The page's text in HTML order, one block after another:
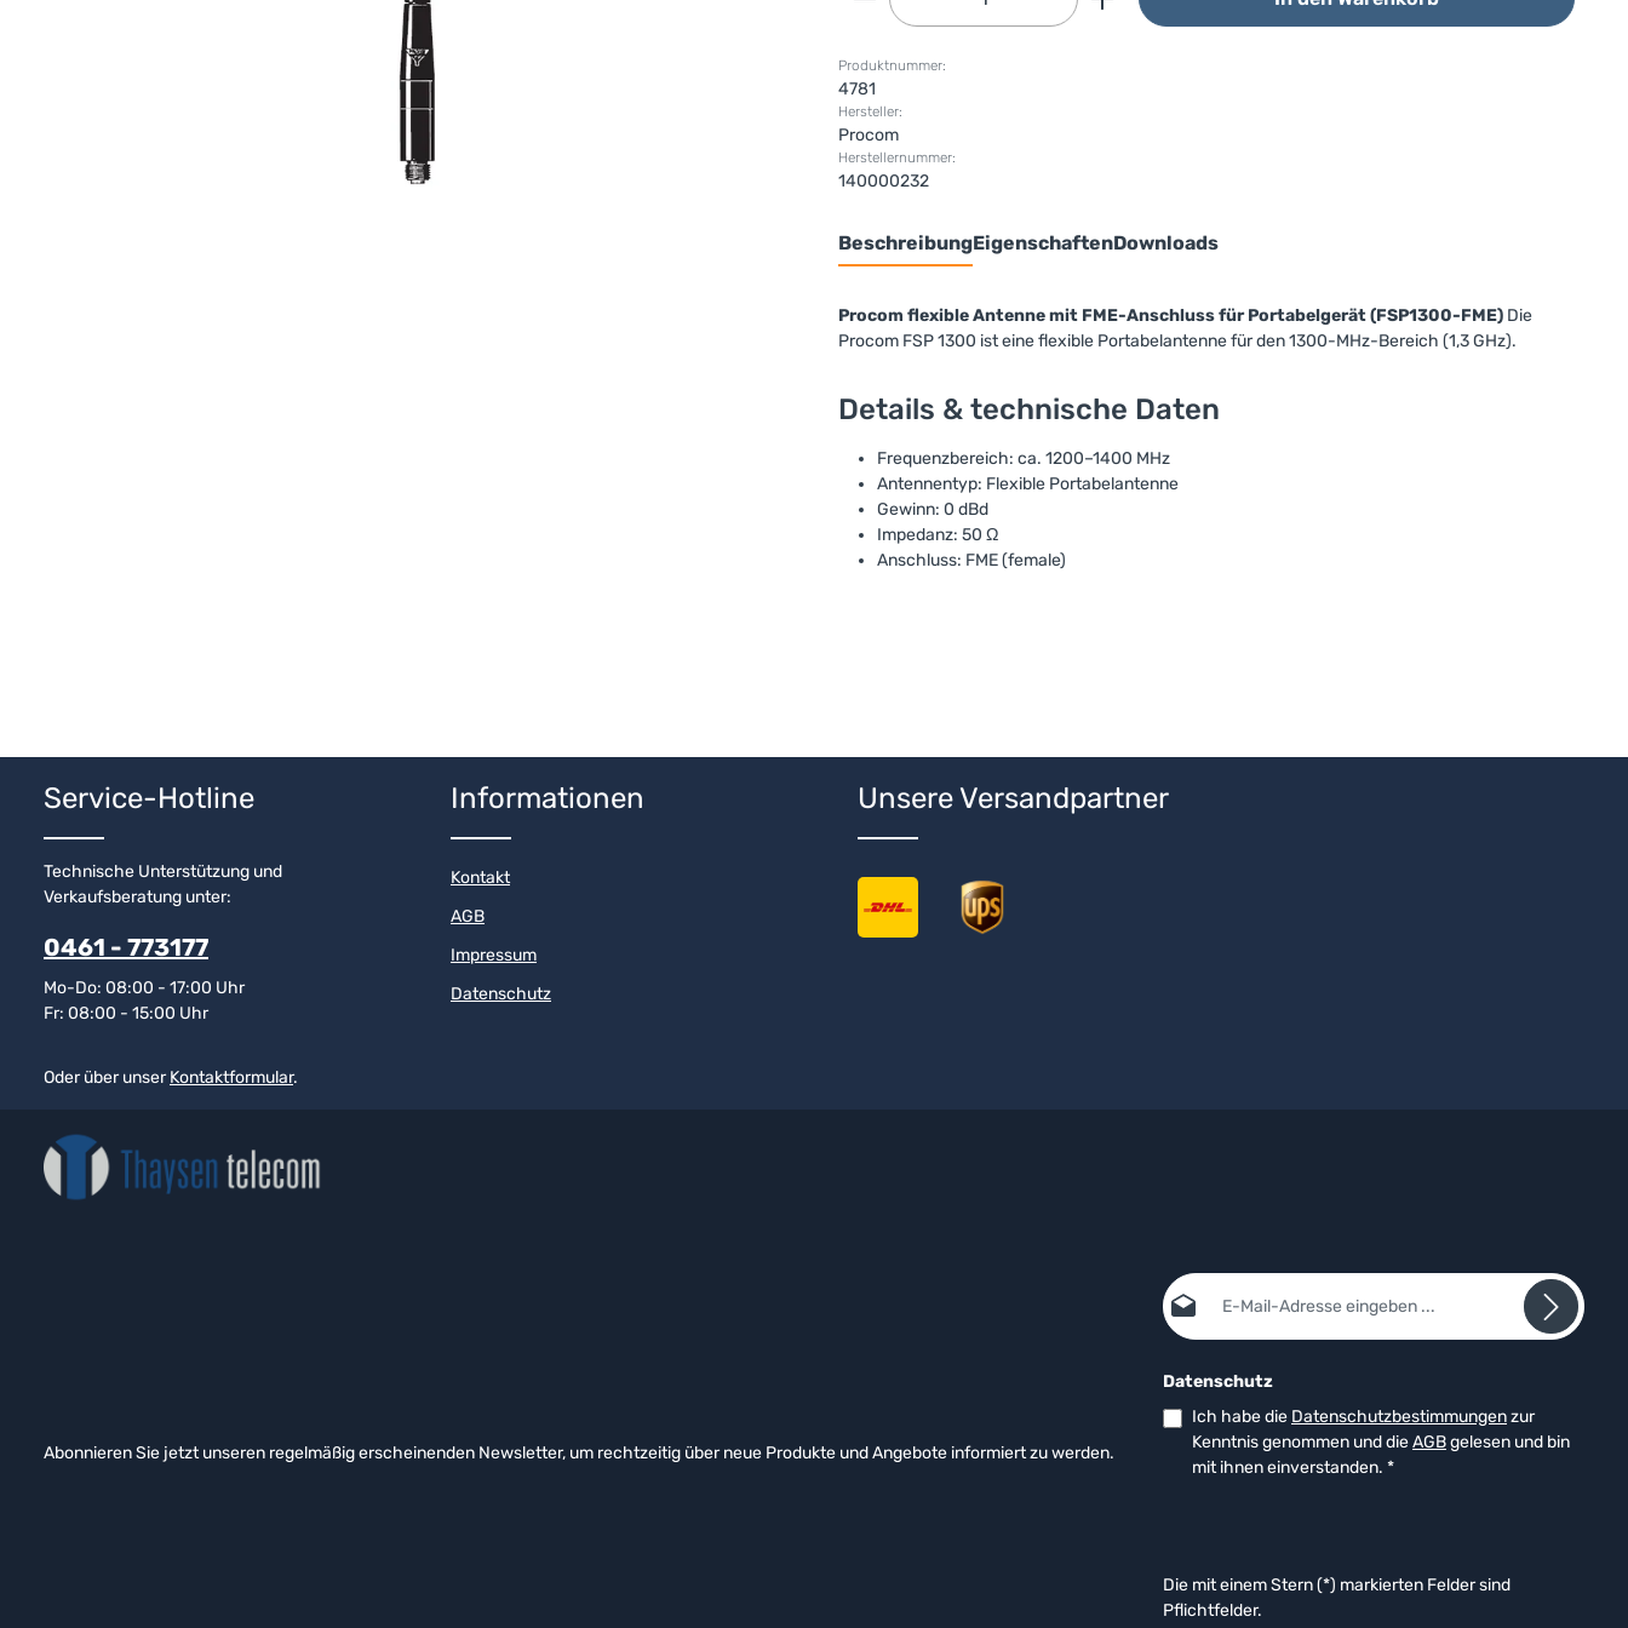
Produktnummer:
4781
Hersteller:
Procom
Herstellernummer:
140000232
BeschreibungEigenschaftenDownloads
Procom flexible Antenne mit FME-Anschluss für Portabelgerät (FSP1300-FME) Die
Procom FSP 1300 ist eine flexible Portabelantenne für den 1300-MHz-Bereich (1,3 GHz).
Details & technische Daten
Frequenzbereich: ca. 1200–1400 MHz
Antennentyp: Flexible Portabelantenne
Gewinn: 0 dBd
Impedanz: 50 Ω
Anschluss: FME (female)
Service-Hotline
Technische Unterstützung und
Verkaufsberatung unter:
0461 - 773177
Mo-Do: 08:00 - 17:00 Uhr
Fr: 08:00 - 15:00 Uhr
Oder über unserKontaktformular.
Informationen
Kontakt
AGB
Impressum
Datenschutz
Unsere Versandpartner
Abonnieren Sie jetzt unseren regelmäßig erscheinenden Newsletter, um rechtzeitig über neue Produkte und Angebote informiert zu werden.
E-Mail-Adresse*
Datenschutz
Ich habe die Datenschutzbestimmungenzur
Kenntnis genommen und dieAGBgelesen und bin
mit ihnen einverstanden. *
Die mit einem Stern (*) markierten Felder sind
Pflichtfelder.